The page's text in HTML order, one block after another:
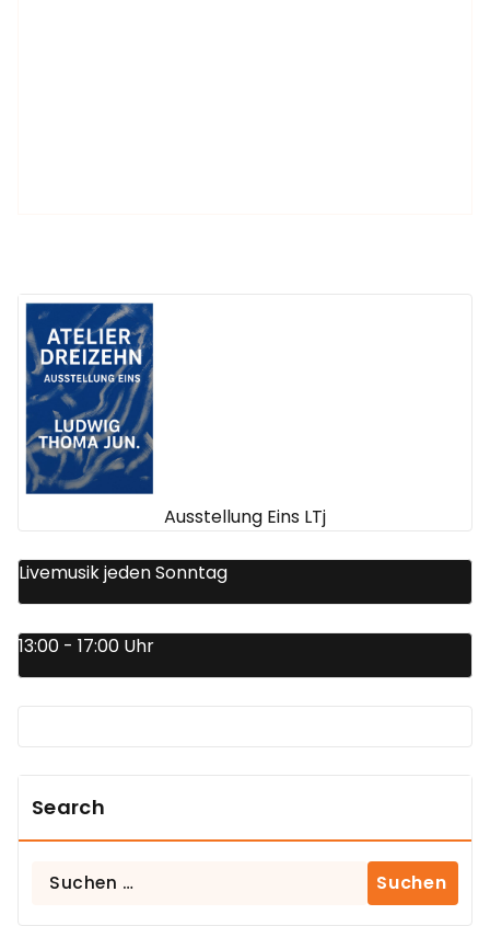
Ausstellung Eins LTj
Livemusik jeden Sonntag
13:00 - 17:00 Uhr
Search
Suchen